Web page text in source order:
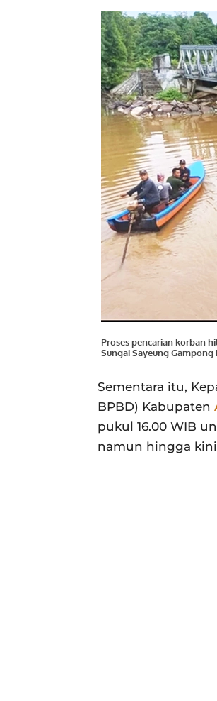
Proses pencarian korban
Sungai Sayeung Gampong
Sementara itu,
BPBD) Kabupaten
pukul 16.00 WIB
namun hingga